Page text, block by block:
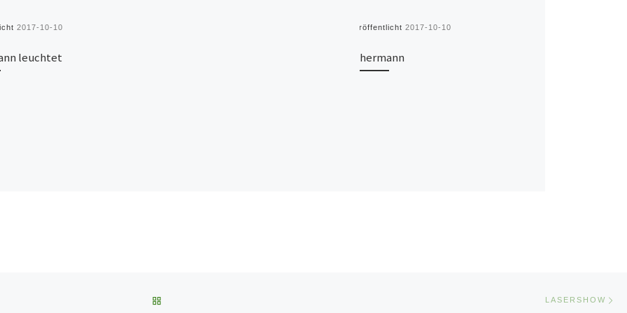
2017-10-10
leuchtet
Veröffentlicht 2017-10-10
hermann
LASERSHOW